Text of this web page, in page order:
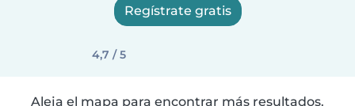
Regístrate gratis
4,7 / 5
Aleja el mapa para encontrar más resultados.